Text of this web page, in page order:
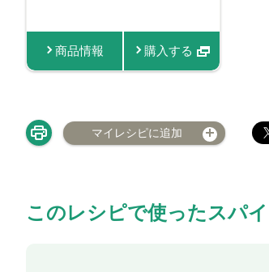
商品情報 購入する
マイレシピに追加
このレシピで使ったスパ